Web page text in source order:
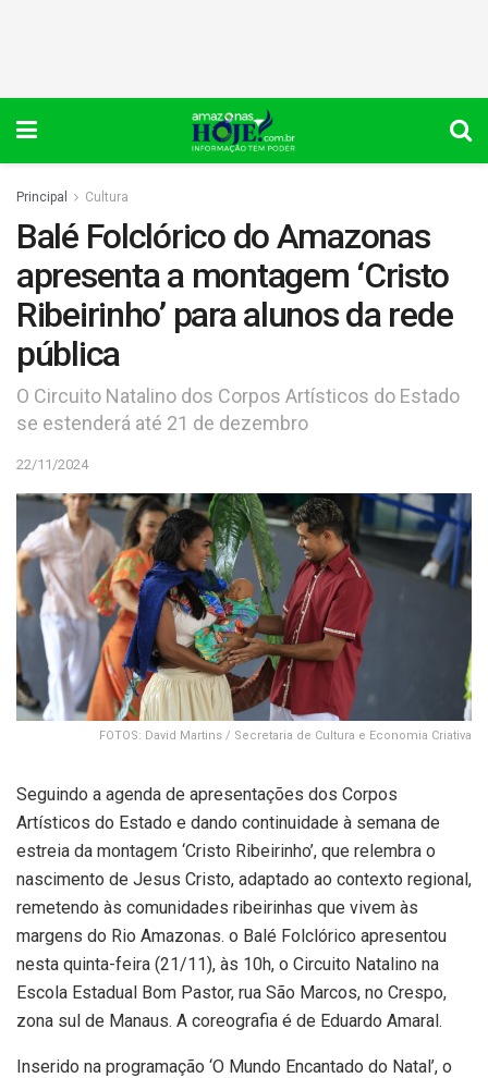
Principal Cultura
Balé Folclórico do Amazonas
apresenta a montagem ‘Cristo
Ribeirinho’ para alunos da rede
pública
O Circuito Natalino dos Corpos Artísticos do Estado
se estenderá até 21 de dezembro
22/11/2024
FOTOS: David Martins / Secretaria de Cultura e Economia Criativa
Seguindo a agenda de apresentações dos Corpos
Artísticos do Estado e dando continuidade à semana de
estreia da montagem ‘Cristo Ribeirinho’, que relembra o
nascimento de Jesus Cristo, adaptado ao contexto regional,
remetendo às comunidades ribeirinhas que vivem às
margens do Rio Amazonas. o Balé Folclórico apresentou
nesta quinta-feira (21/11), às 10h, o Circuito Natalino na
Escola Estadual Bom Pastor, rua São Marcos, no Crespo,
zona sul de Manaus. A coreografia é de Eduardo Amaral.
Inserido na programação ‘O Mundo Encantado do Natal’, o